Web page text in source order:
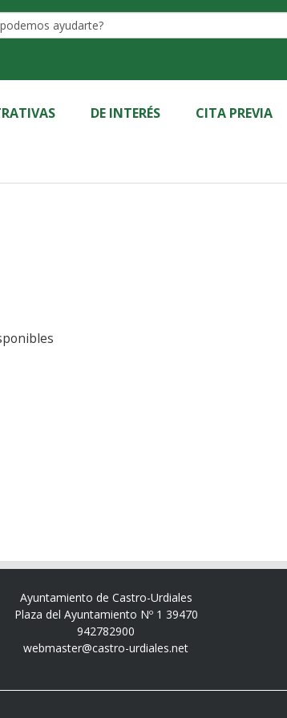
DE INTERÉS CITA PREVIA
disponibles
Ayuntamiento de Castro-Urdiales
Plaza del Ayuntamiento Nº 1 39470
942782900
webmaster@castro-urdiales.net